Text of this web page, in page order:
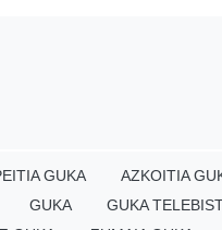
GUKA AZKOITIA
GUKA
GUKA